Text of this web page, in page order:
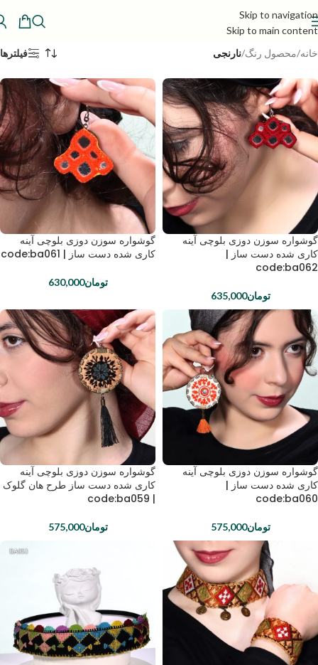
Skip to navigation
Skip to main content
خانه/محصول رنگ/نارنجی فیلترها
گوشواره سوزن دوزی بلوچی آینه
کاری شده دست ساز |
code:ba062
تومان635,000
گوشواره سوزن دوزی بلوچی آینه
کاری شده دست ساز | code:ba061
تومان630,000
گوشواره سوزن دوزی بلوچی آینه
کاری شده دست ساز |
code:ba060
تومان575,000
گوشواره سوزن دوزی بلوچی آینه
کاری شده دست ساز طرح هان گلوک
| code:ba059
تومان575,000